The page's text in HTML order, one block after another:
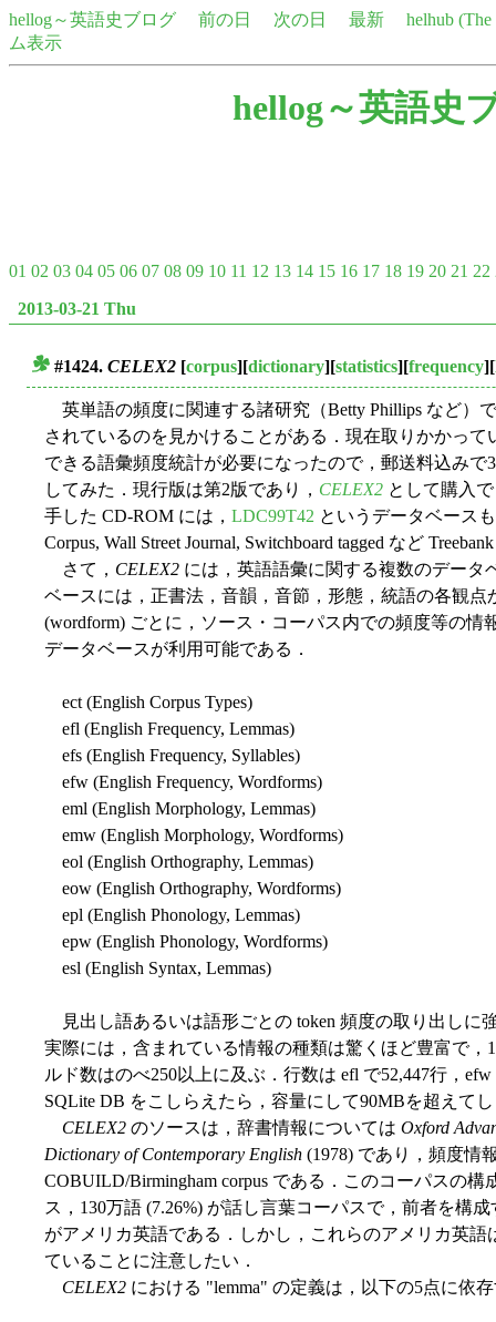
hellog～英語史ブログ 前の日 次の日 最新
helhub
ム表示
hellog～英語史
01 02 03 04 05 06 07 08 09 10 11 12 13 14 15 16 17 18 19 20 21 22
2013-03-21 Thu
#1424. CELEX2 [corpus][dictionary][statistics][frequency][
英単語の頻度に関連する諸研究（Betty Phillips など）
されているのを見かけることがある．現在取りかかっ
できる語彙頻度統計が必要になったので，郵送料込み
してみた．現行版は第2版であり， CELEX2 として購入
手した CD-ROM には， LDC99T42 というデータベース
Corpus, Wall Street Journal, Switchboard tagged など
さて， CELEX2 には，英語語彙に関する複数のデータ
ベースには，正書法，音韻，音節，形態，統語の各観点
(wordform) ごとに，ソース・コーパス内での頻度等の
データベースが利用可能である．
ect (English Corpus Types)
efl (English Frequency, Lemmas)
efs (English Frequency, Syllables)
efw (English Frequency, Wordforms)
eml (English Morphology, Lemmas)
emw (English Morphology, Wordforms)
eol (English Orthography, Lemmas)
eow (English Orthography, Wordforms)
epl (English Phonology, Lemmas)
epw (English Phonology, Wordforms)
esl (English Syntax, Lemmas)
見出し語あるいは語形ごとの token 頻度の取り出しに
実際には，含まれている情報の種類は驚くほど豊富で
ルド数はのべ250以上に及ぶ．行数は efl で52,447行，
SQLite DB をこしらえたら，容量にして90MBを超えて
CELEX2 のソースは，辞書情報については Oxford
Dictionary of Contemporary English (1978) であり，頻度情
COBUILD/Birmingham corpus である．このコーパスの構
ス，130万語 (7.26%) が話し言葉コーパスで，前者を構
がアメリカ英語である．しかし，これらのアメリカ英
ていることに注意したい．
CELEX2 における "lemma" の定義は，以下の5点に依